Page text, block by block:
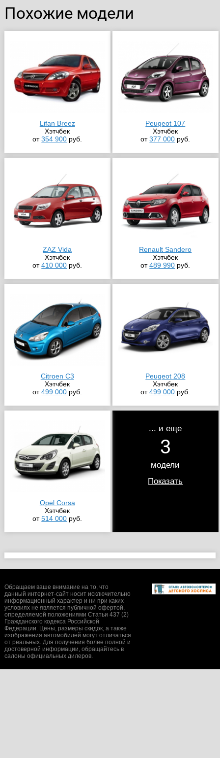
Похожие модели
Lifan Breez
Хэтчбек
от354 900 руб.
Peugeot 107
Хэтчбек
от377 000 руб.
ZAZ Vida
Хэтчбек
от410 000 руб.
Renault Sandero
Хэтчбек
от489 990 руб.
Citroen C3
Хэтчбек
от499 000 руб.
Peugeot 208
Хэтчбек
от499 000 руб.
Opel Corsa
Хэтчбек
от514 000 руб.
... и еще
3
модели
Показать
Обращаем ваше внимание на то, что
данный интернет-сайт носит исключительно
информационный характер и ни при каких
условиях не является публичной офертой,
определяемой положениями Статьи 437 (2)
Гражданского кодекса Российской
Федерации. Цены, размеры скидок, а также
изображения автомобилей могут отличаться
от реальных. Для получения более полной и
достоверной информации, обращайтесь в
салоны официальных дилеров.